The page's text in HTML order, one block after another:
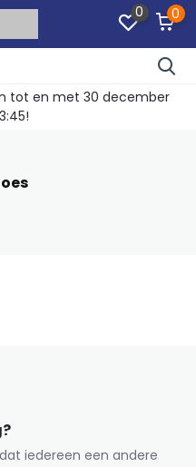
0 0
tot en met 30 december
iedereen een andere